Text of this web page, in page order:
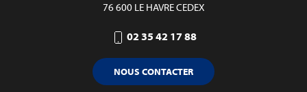
76 600 LE HAVRE CEDEX
02 35 42 17 88
NOUS CONTACTER